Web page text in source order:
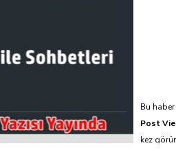
kaybetti
Bu
Post
kez